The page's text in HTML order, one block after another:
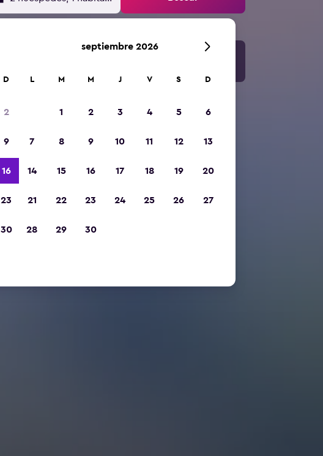
D
2
9
16
23
30
septiembre 2026
L M M J V S D
1 2 3 4 5 6
7 8 9 10 11 12 13
14 15 16 17 18 19 20
21 22 23 24 25 26 27
28 29 30